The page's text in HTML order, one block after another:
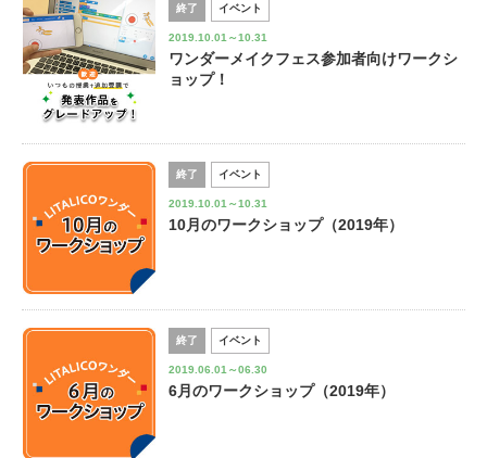
終了 イベント
2019.10.01～10.31
ワンダーメイクフェス参加者向けワークシ
ョップ！
終了 イベント
2019.10.01～10.31
10月のワークショップ（2019年）
終了 イベント
2019.06.01～06.30
6月のワークショップ（2019年）